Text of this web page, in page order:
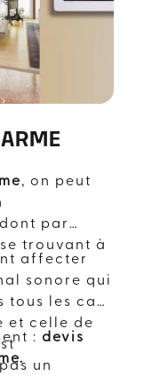
, on peut
par
trouvant à
affecter
sonore qui
tous les cas,
et celle de
un
: devis